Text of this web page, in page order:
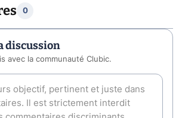
0
discussion
avec la communauté Clubic.